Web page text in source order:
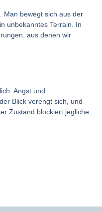
Man bewegt sich aus der
unbekanntes Terrain. In
aus denen wir
Angst und
Blick verengt sich, und
Zustand blockiert jegliche